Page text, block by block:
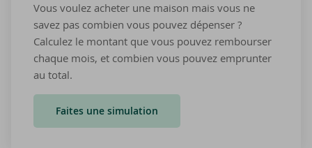
Vous voulez acheter une maison mais vous ne
savez pas combien vous pouvez dépenser ?
Calculez le montant que vous pouvez rembourser
chaque mois, et combien vous pouvez emprunter
au total.
Faites une simulation